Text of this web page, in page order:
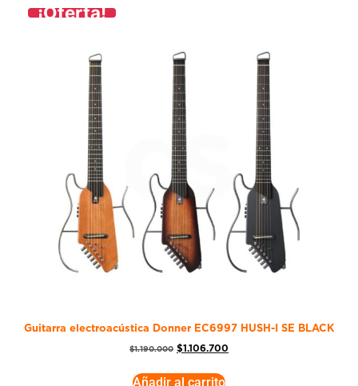
¡Oferta!
Guitarra electroacústica Donner EC6997 HUSH-I SE BLACK
$1.190.000 $1.106.700
Añadir al carrito